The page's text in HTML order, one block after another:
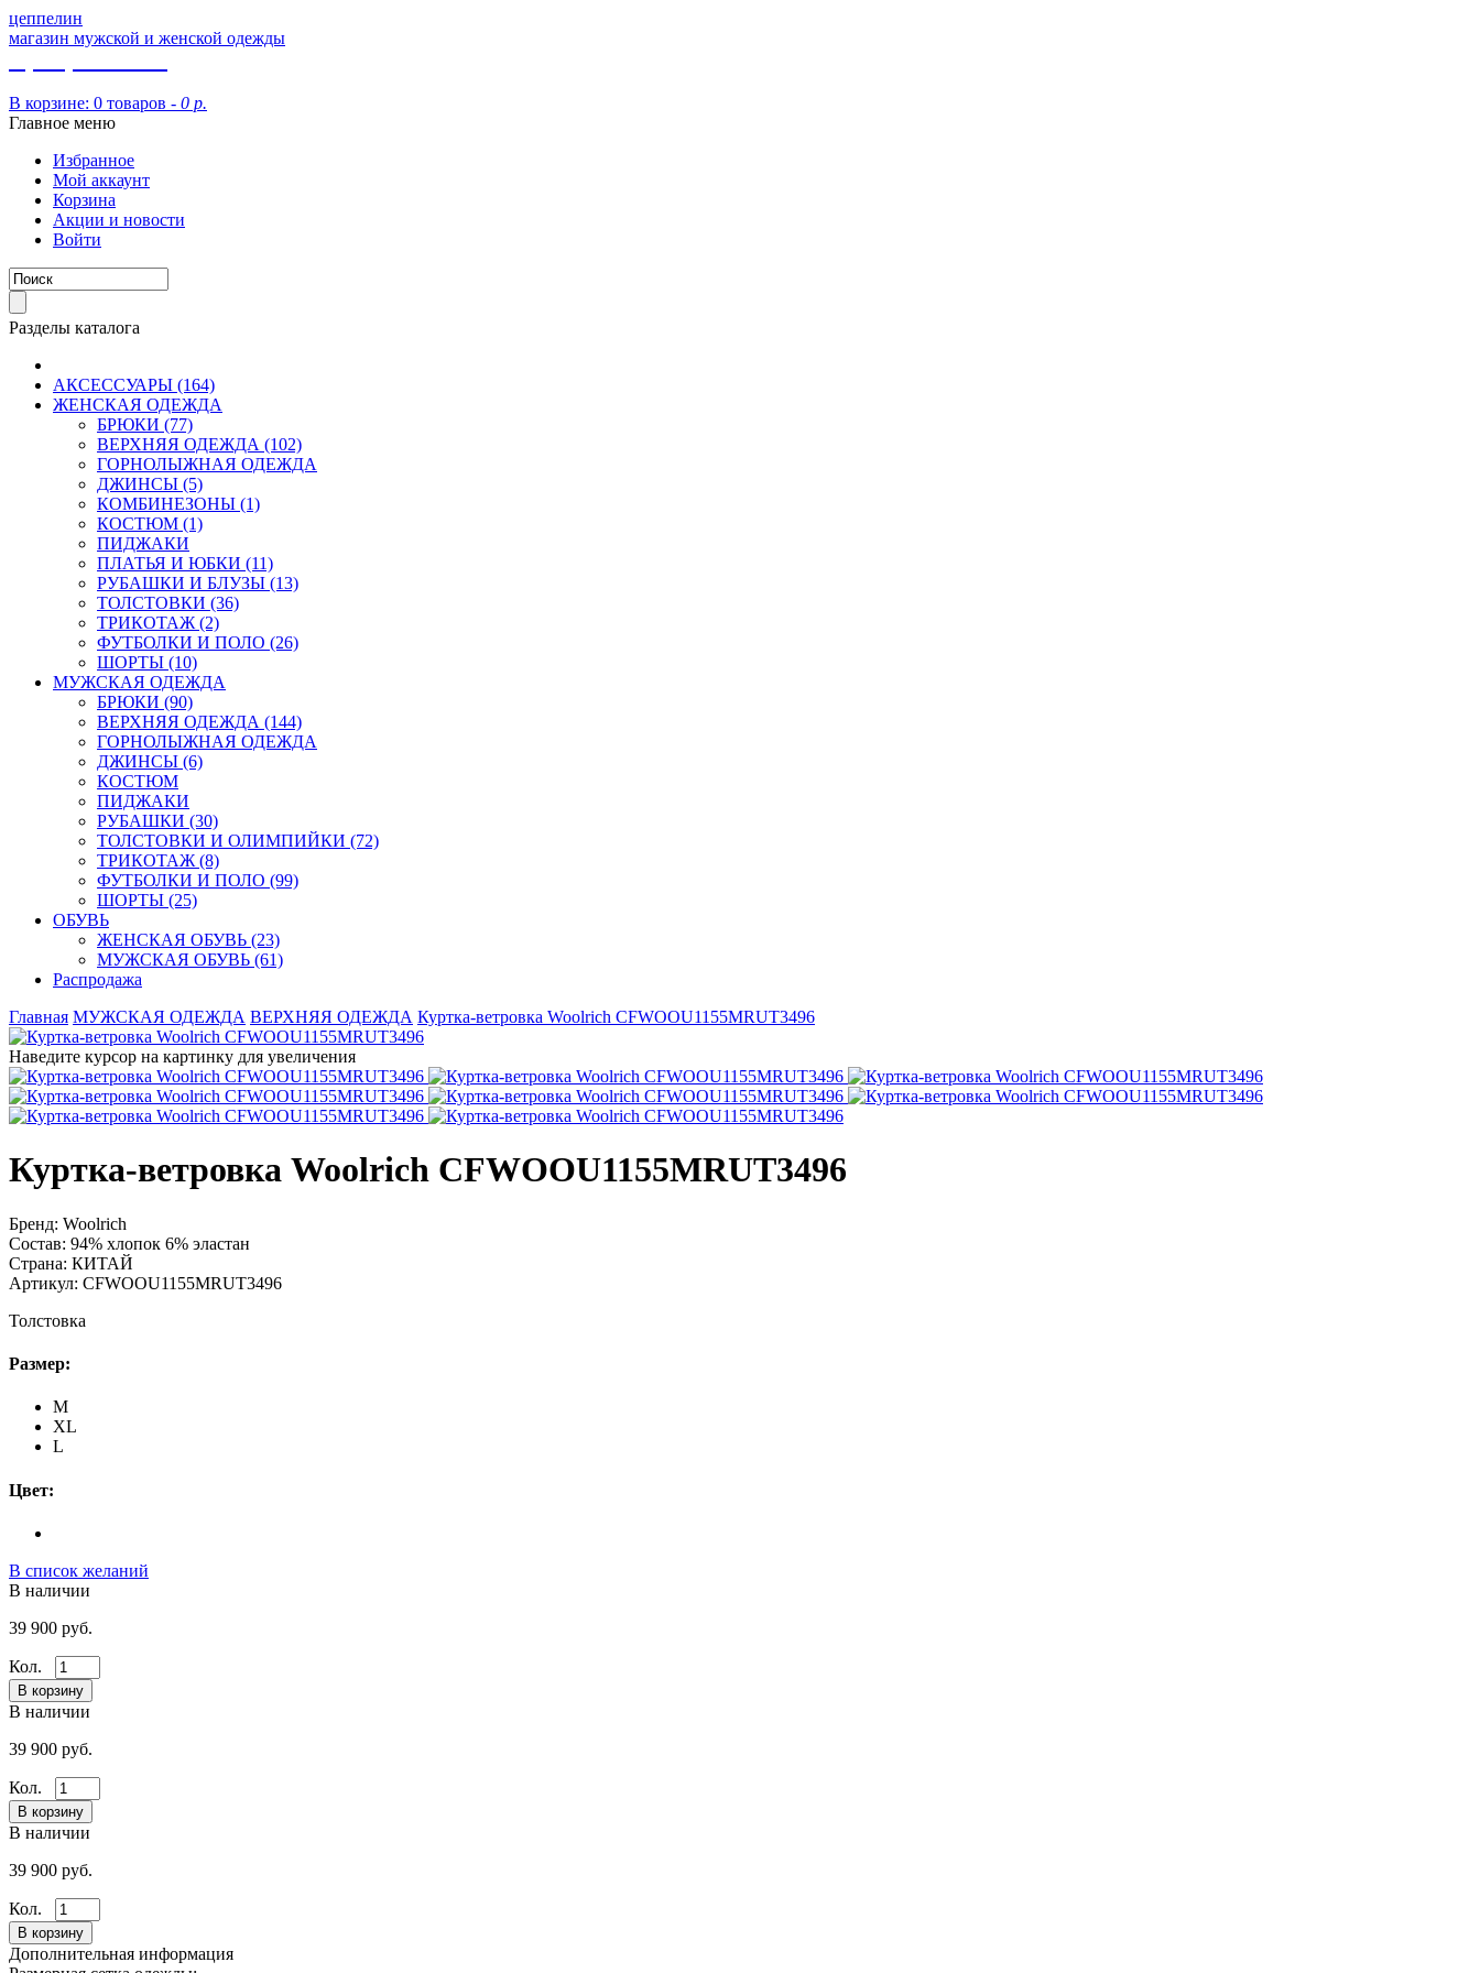
цеппелин
магазин мужской и женской одежды
В корзине: 0 товаров - 0 р.
Главное меню
Избранное
Мой аккаунт
Корзина
Акции и новости
Войти
Разделы каталога
АКСЕССУАРЫ (164)
ЖЕНСКАЯ ОДЕЖДА
БРЮКИ (77)
ВЕРХНЯЯ ОДЕЖДА (102)
ГОРНОЛЫЖНАЯ ОДЕЖДА
ДЖИНСЫ (5)
КОМБИНЕЗОНЫ (1)
КОСТЮМ (1)
ПИДЖАКИ
ПЛАТЬЯ И ЮБКИ (11)
РУБАШКИ И БЛУЗЫ (13)
ТОЛСТОВКИ (36)
ТРИКОТАЖ (2)
ФУТБОЛКИ И ПОЛО (26)
ШОРТЫ (10)
МУЖСКАЯ ОДЕЖДА
БРЮКИ (90)
ВЕРХНЯЯ ОДЕЖДА (144)
ГОРНОЛЫЖНАЯ ОДЕЖДА
ДЖИНСЫ (6)
КОСТЮМ
ПИДЖАКИ
РУБАШКИ (30)
ТОЛСТОВКИ И ОЛИМПИЙКИ (72)
ТРИКОТАЖ (8)
ФУТБОЛКИ И ПОЛО (99)
ШОРТЫ (25)
ОБУВЬ
ЖЕНСКАЯ ОБУВЬ (23)
МУЖСКАЯ ОБУВЬ (61)
Распродажа
Главная МУЖСКАЯ ОДЕЖДА ВЕРХНЯЯ ОДЕЖДА Куртка-ветровка Woolrich CFWOOU1155MRUT3496
Наведите курсор на картинку для увеличения
Куртка-ветровка Woolrich CFWOOU1155MRUT3496
Бренд: Woolrich
Состав: 94% хлопок 6% эластан
Страна: КИТАЙ
Артикул: CFWOOU1155MRUT3496
Толстовка
Размер:
M
XL
L
Цвет:
В список желаний
В наличии
39 900 руб.
Кол.
В наличии
39 900 руб.
Кол.
В наличии
39 900 руб.
Кол.
Дополнительная информация